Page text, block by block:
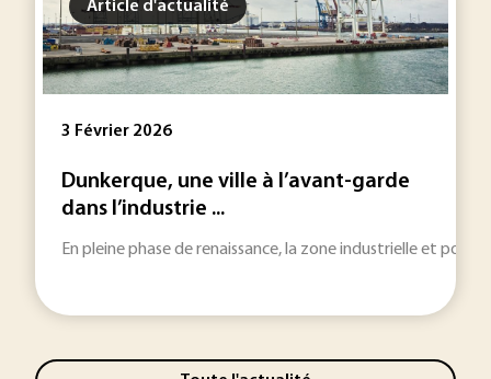
Article d'actualité
3 Février 2026
Dunkerque, une ville à l’avant-garde
dans l’industrie ...
En pleine phase de renaissance, la zone industrielle et